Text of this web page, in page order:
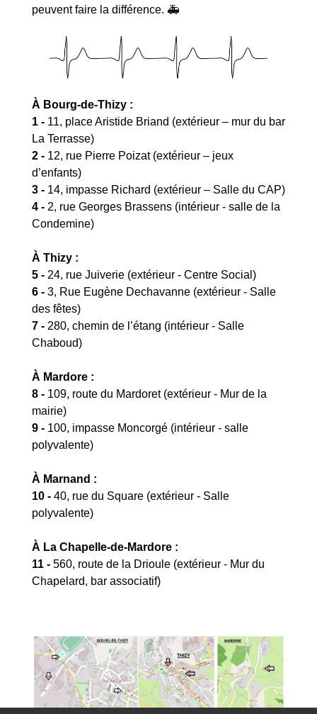
peuvent faire la différence. 🚑
À Bourg-de-Thizy :
1 - 11, place Aristide Briand (extérieur – mur du bar
La Terrasse)
2 - 12, rue Pierre Poizat (extérieur – jeux
d’enfants)
3 - 14, impasse Richard (extérieur – Salle du CAP)
4 - 2, rue Georges Brassens (intérieur - salle de la
Condemine)
À Thizy :
5 - 24, rue Juiverie (extérieur - Centre Social)
6 - 3, Rue Eugène Dechavanne (extérieur - Salle
des fêtes)
7 - 280, chemin de l’étang (intérieur - Salle
Chaboud)
À Mardore :
8 - 109, route du Mardoret (extérieur - Mur de la
mairie)
9 - 100, impasse Moncorgé (intérieur - salle
polyvalente)
À Marnand :
10 - 40, rue du Square (extérieur - Salle
polyvalente)
À La Chapelle-de-Mardore :
11 - 560, route de la Drioule (extérieur - Mur du
Chapelard, bar associatif)